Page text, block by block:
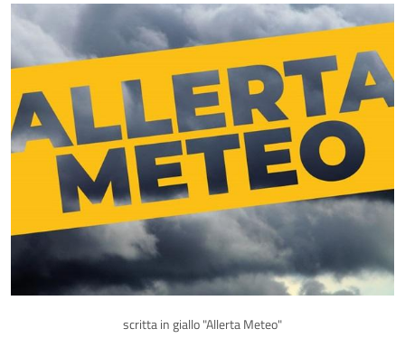
scritta in giallo "Allerta Meteo"